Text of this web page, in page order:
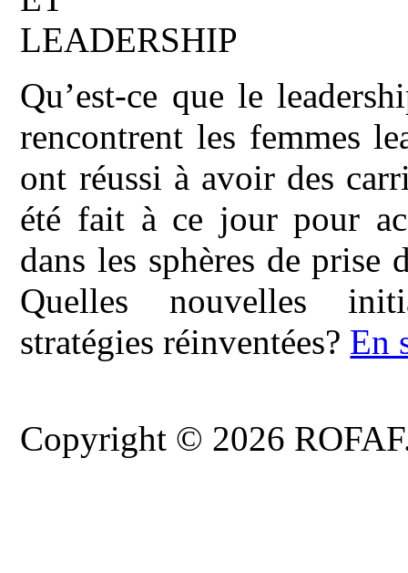
Qu’est-ce que le
rencontrent les femmes
ont réussi à avoir des
été fait à ce jour pour
dans les sphères de prise
Quelles nouvelles
stratégies réinventées? En
Copyright © 2026